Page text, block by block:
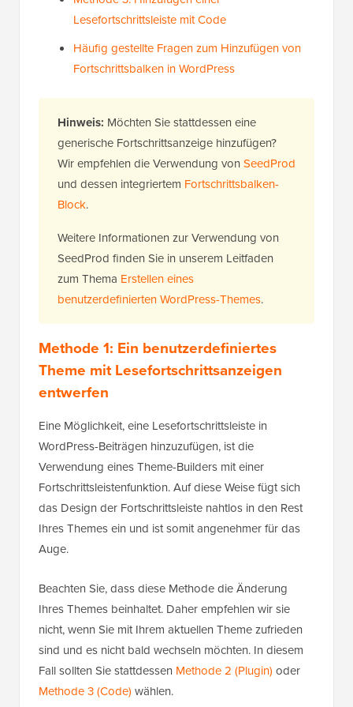
Lesefortschrittsleiste mit Code
Häufig gestellte Fragen zum Hinzufügen von
Fortschrittsbalken in WordPress
Hinweis: Möchten Sie stattdessen eine
generische Fortschrittsanzeige hinzufügen?
Wir empfehlen die Verwendung von SeedProd
und dessen integriertem Fortschrittsbalken-
Block.
Weitere Informationen zur Verwendung von
SeedProd finden Sie in unserem Leitfaden
zum Thema Erstellen eines
benutzerdefinierten WordPress-Themes.
Methode 1: Ein benutzerdefiniertes
Theme mit Lesefortschrittsanzeigen
entwerfen
Eine Möglichkeit, eine Lesefortschrittsleiste in
WordPress-Beiträgen hinzuzufügen, ist die
Verwendung eines Theme-Builders mit einer
Fortschrittsleistenfunktion. Auf diese Weise fügt sich
das Design der Fortschrittsleiste nahtlos in den Rest
Ihres Themes ein und ist somit angenehmer für das
Auge.
Beachten Sie, dass diese Methode die Änderung
Ihres Themes beinhaltet. Daher empfehlen wir sie
nicht, wenn Sie mit Ihrem aktuellen Theme zufrieden
sind und es nicht bald wechseln möchten. In diesem
Fall sollten Sie stattdessen Methode 2 (Plugin) oder
Methode 3 (Code) wählen.